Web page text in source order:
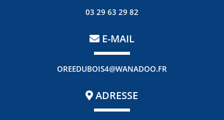
03 29 63 29 82
E-MAIL
OREEDUBOIS4@WANADOO.FR
ADRESSE